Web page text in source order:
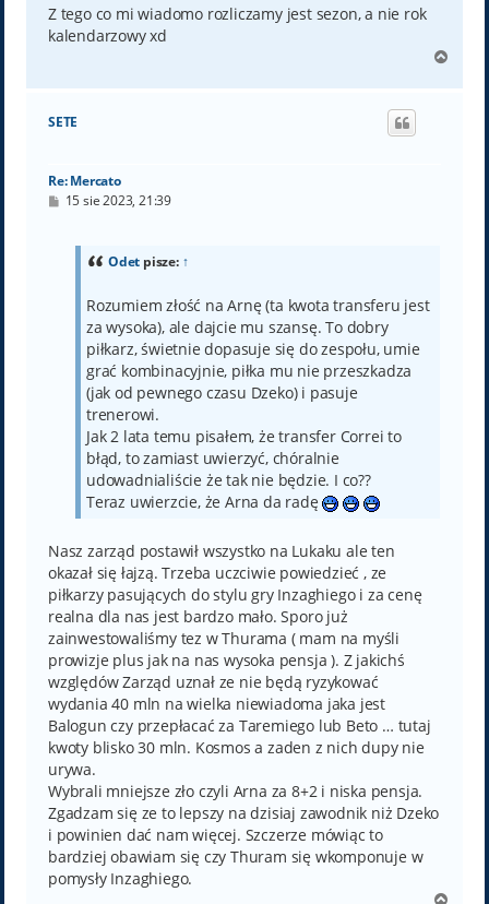
Z tego co mi wiadomo rozliczamy jest sezon, a nie rok
kalendarzowy xd
g
SETE
Re: Mercato
P15 sie 2023, 21:39
Odet pisze: ↑
Rozumiem złość na Arnę (ta kwota transferu jest
za wysoka), ale dajcie mu szansę. To dobry
piłkarz, świetnie dopasuje się do zespołu, umie
grać kombinacyjnie, piłka mu nie przeszkadza
(jak od pewnego czasu Dzeko) i pasuje
trenerowi.
Jak 2 lata temu pisałem, że transfer Correi to
błąd, to zamiast uwierzyć, chóralnie
udowadnialiście że tak nie będzie. I co??
Teraz uwierzcie, że Arna da radę
Nasz zarząd postawił wszystko na Lukaku ale ten
okazał się łajzą. Trzeba uczciwie powiedzieć , ze
piłkarzy pasujących do stylu gry Inzaghiego i za cenę
realna dla nas jest bardzo mało. Sporo już
zainwestowaliśmy tez w Thurama ( mam na myśli
prowizje plus jak na nas wysoka pensja ). Z jakichś
względów Zarząd uznał ze nie będą ryzykować
wydania 40 mln na wielka niewiadoma jaka jest
Balogun czy przepłacać za Taremiego lub Beto … tutaj
kwoty blisko 30 mln. Kosmos a zaden z nich dupy nie
urywa.
Wybrali mniejsze zło czyli Arna za 8+2 i niska pensja.
Zgadzam się ze to lepszy na dzisiaj zawodnik niż Dzeko
i powinien dać nam więcej. Szczerze mówiąc to
bardziej obawiam się czy Thuram się wkomponuje w
pomysły Inzaghiego.